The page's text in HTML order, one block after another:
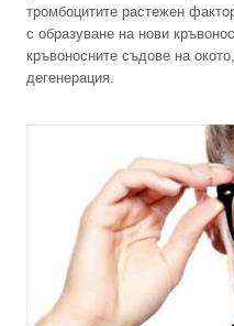
тромбоцитите растежен
с образуване на нови
кръвоносните съдове на
дегенерация.